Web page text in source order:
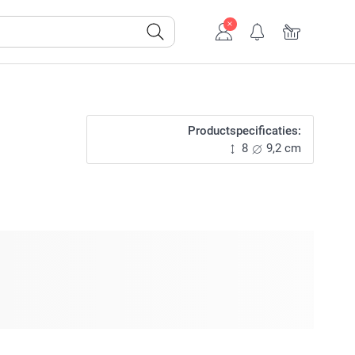
Productspecificaties:
8
9,2 cm